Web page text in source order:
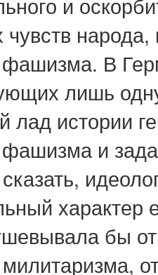
народа,
фашизма. В
лишь
лад истории
и
характер
бы